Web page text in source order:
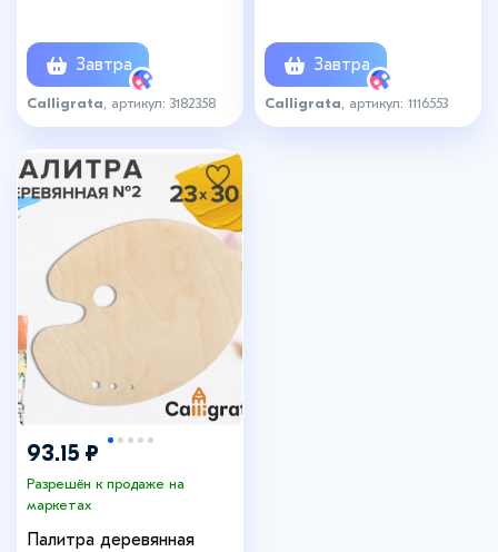
пластиковая
Завтра
Calligrata , артикул: 3182358
Завтра
Calligrata , артикул: 1116553
93.15 ₽
Разрешён к продаже на
маркетах
Палитра деревянная